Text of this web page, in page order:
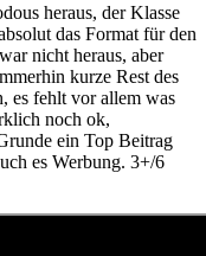
heraus, der Klasse
das Format für den
nicht heraus, aber
kurze Rest des
es fehlt vor allem was
noch ok,
ein Top Beitrag
es Werbung. 3+/6